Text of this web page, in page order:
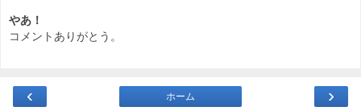
やあ！
コメントありがとう。
‹ ›
ホーム